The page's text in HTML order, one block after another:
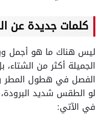
كلمات جديدة عن
ليس هناك ما هو أجمل
الجميلة أكثر من
الفصل في هطول المطر
لو الطقس شديد
في الآتي: